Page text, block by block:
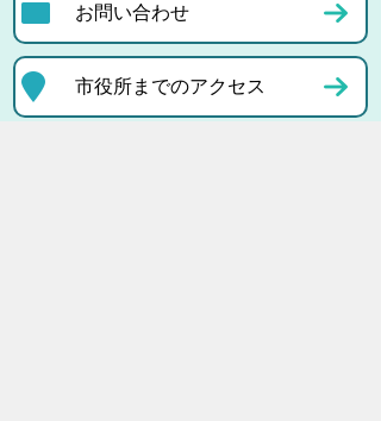
お問い合わせ
市役所までのアクセス